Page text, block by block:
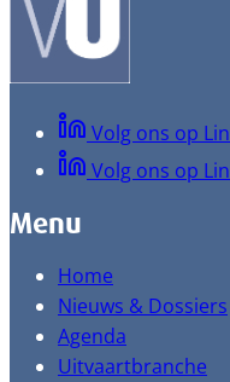
Volg ons op
Volg ons op
Menu
Home
Nieuws & Dossiers
Agenda
Uitvaartbranche